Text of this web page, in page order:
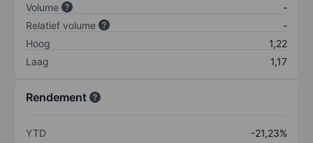
Volume
-
Relatief volume
-
Hoog
1,22
Laag
1,17
Rendement
YTD
-21,23%